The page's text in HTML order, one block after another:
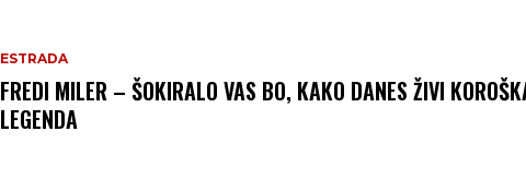
ESTRADA
FREDI MILER – ŠOKIRALO VAS BO, KAKO DANES ŽIVI
LEGENDA